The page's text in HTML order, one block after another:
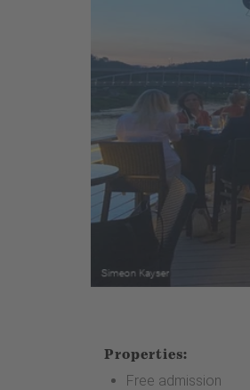
Properties:
Free admission